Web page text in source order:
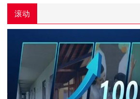
滚动